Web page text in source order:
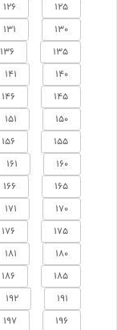
125
126
130
131
135
136
140
141
145
146
150
151
155
156
160
161
165
166
170
171
175
176
180
181
185
186
191
192
196
197